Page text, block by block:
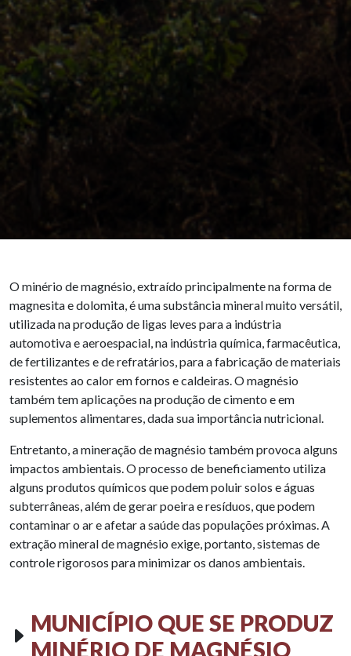
O minério de magnésio, extraído principalmente na forma de
magnesita e dolomita, é uma substância mineral muito versátil,
utilizada na produção de ligas leves para a indústria
automotiva e aeroespacial, na indústria química, farmacêutica,
de fertilizantes e de refratários, para a fabricação de materiais
resistentes ao calor em fornos e caldeiras. O magnésio
também tem aplicações na produção de cimento e em
suplementos alimentares, dada sua importância nutricional.
Entretanto, a mineração de magnésio também provoca alguns
impactos ambientais. O processo de beneficiamento utiliza
alguns produtos químicos que podem poluir solos e águas
subterrâneas, além de gerar poeira e resíduos, que podem
contaminar o ar e afetar a saúde das populações próximas. A
extração mineral de magnésio exige, portanto, sistemas de
controle rigorosos para minimizar os danos ambientais.
MUNICÍPIO QUE SE PRODUZ
MINÉRIO DE MAGNÉSIO